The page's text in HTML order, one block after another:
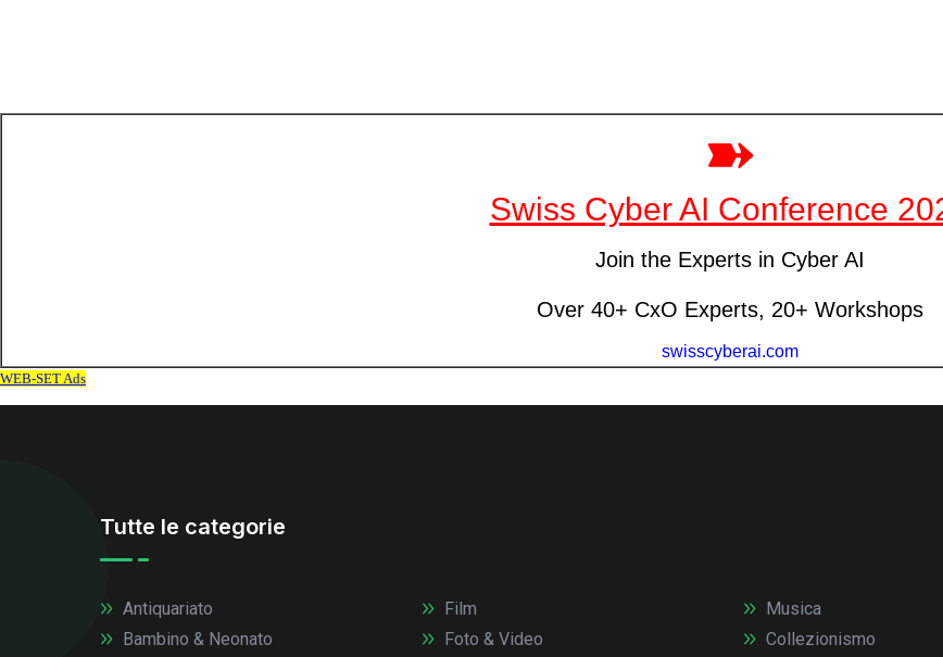
Tutte le categorie
Antiquariato
Bambino & Neonato
Film
Foto & Video
Musica
Collezionismo